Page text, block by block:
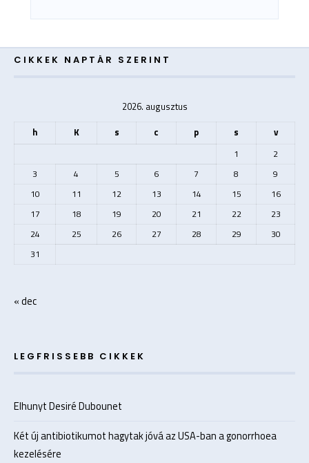
CIKKEK NAPTÁR SZERINT
2026. augusztus
h
K s c p s v
1
2
3
4 5 6 7 8
9
10
11 12 13 14 15
16
17
18 19 20 21 22
23
24
25 26 27 28 29
30
31
« dec
LEGFRISSEBB CIKKEK
Elhunyt Desiré Dubounet
Két új antibiotikumot hagytak jóvá az USA-ban a gonorrhoea
kezelésére